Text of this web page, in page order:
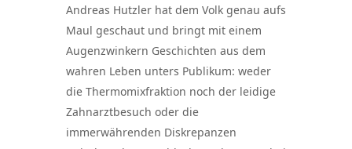
Andreas Hutzler hat dem Volk genau aufs
Maul geschaut und bringt mit einem
Augenzwinkern Geschichten aus dem
wahren Leben unters Publikum: weder
die Thermomixfraktion noch der leidige
Zahnarztbesuch oder die
immerwährenden Diskrepanzen